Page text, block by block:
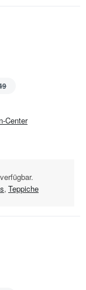
Center
, Teppiche